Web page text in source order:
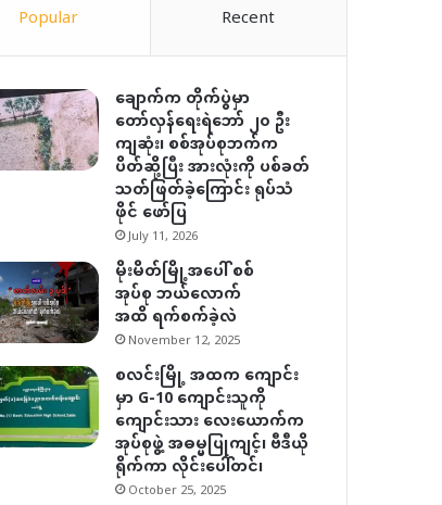
Popular Recent
ချောက်က တိုက်ပွဲမှာ
တော်လှန်ရေးရဲဘော် ၂၀ ဦး
ကျဆုံး၊ စစ်အုပ်စုဘက်က
ပိတ်ဆို့ပြီး အားလုံးကို ပစ်ခတ်
သတ်ဖြတ်ခဲ့ကြောင်း ရုပ်သံ
ဖိုင် ဖော်ပြ
July 11, 2026
မိုးမိတ်မြို့အပေါ် စစ်
အုပ်စု ဘယ်လောက်
အထိ ရက်စက်ခဲ့လဲ
November 12, 2025
စလင်းမြို့ အထက ကျောင်း
မှာ G-10 ကျောင်းသူကို
ကျောင်းသား လေးယောက်က
အုပ်စုဖွဲ့ အဓမ္မပြုကျင့်၊ ဗီဒီယို
ရိုက်ကာ လိုင်းပေါ်တင်၊
October 25, 2025